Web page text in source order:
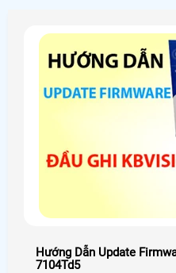
Hướng Dẫn Update
7104Td5